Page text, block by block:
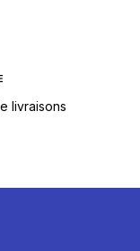
livraisons